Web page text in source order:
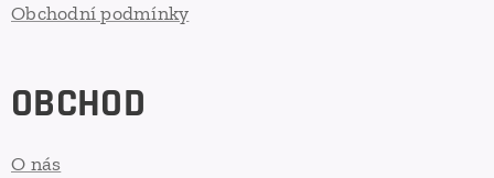
Obchodní podmínky
OBCHOD
O nás